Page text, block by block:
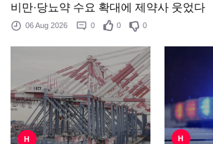
비만·당뇨약 수요 확대에 제약사 웃었다
06 Aug 2026 0 0 0
H H